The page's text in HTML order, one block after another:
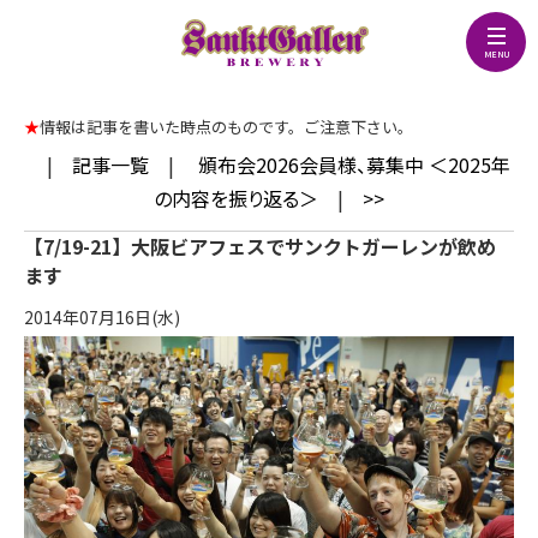
★情報は記事を書いた時点のものです。ご注意下さい。
| 記事一覧 |
頒布会2026会員様、募集中 ＜2025年
の内容を振り返る＞ | >>
【7/19-21】大阪ビアフェスでサンクトガーレンが飲め
ます
2014年07月16日(水)